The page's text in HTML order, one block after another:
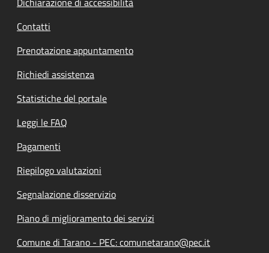
Contatti
Prenotazione appuntamento
Richiedi assistenza
Statistiche del portale
Leggi le FAQ
Pagamenti
Riepilogo valutazioni
Segnalazione disservizio
Piano di miglioramento dei servizi
Comune di Tarano - PEC: comunetarano@pec.it